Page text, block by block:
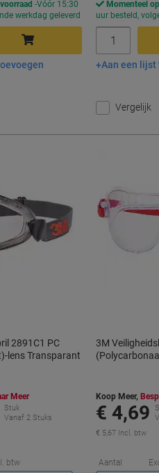
Vóór 15:30
werkdag geleverd
winkelwagen
Momenteel
uur besteld,
Aan een lijst
Vergelijk
2891C1 PC
lens Transparant
Meer
Stuk
Vanaf 2 Stuks
btw
Korting
3M
Koop Meer,
€ 4,69
€ 5,67 Incl. btw
Aantal